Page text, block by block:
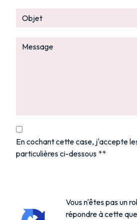
En cochant cette case, j'accepte
particulières ci-dessous **
Vous n'êtes pas un
répondre à cette